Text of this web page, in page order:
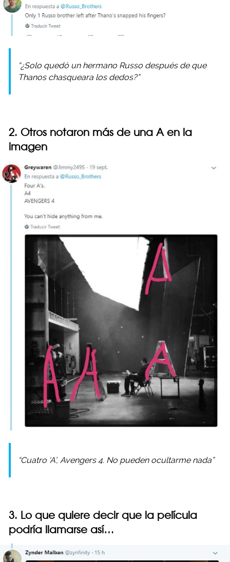
“¿Solo quedó un hermano Russo después de que
Thanos chasqueara los dedos?”
2. Otros notaron más de una A en la
imagen
“Cuatro ‘A’, Avengers 4. No pueden ocultarme nada”
3. Lo que quiere decir que la película
podría llamarse así…